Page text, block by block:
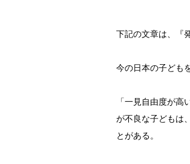
下記の文章は、『
今の日本の子ども
「一見自由度が
が不良な子どもは
とがある。